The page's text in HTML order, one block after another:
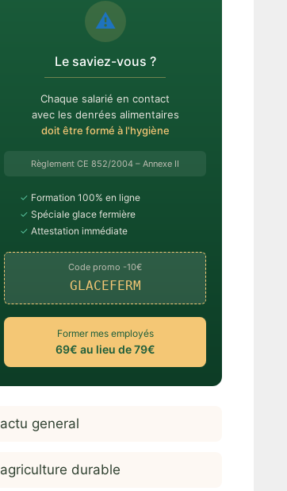
⚠️
Le saviez-vous ?
Chaque salarié en contact
avec les denrées alimentaires
doit être formé à l'hygiène
Règlement CE 852/2004 – Annexe II
✓ Formation 100% en ligne
✓ Spéciale glace fermière
✓ Attestation immédiate
Code promo -10€
GLACEFERM
Former mes employés
69€ au lieu de 79€
actu general
agriculture durable